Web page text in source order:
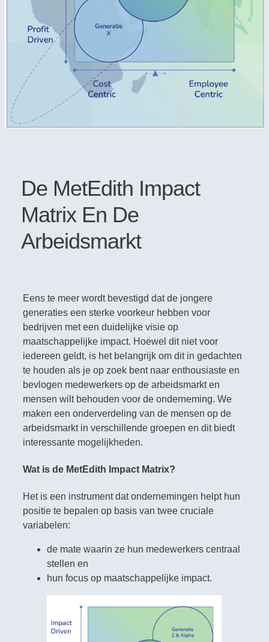
De MetEdith Impact
Matrix En De
Arbeidsmarkt
Eens te meer wordt bevestigd dat de jongere
generaties een sterke voorkeur hebben voor
bedrijven met een duidelijke visie op
maatschappelijke impact. Hoewel dit niet voor
iedereen geldt, is het belangrijk om dit in gedachten
te houden als je op zoek bent naar enthousiaste en
bevlogen medewerkers op de arbeidsmarkt en
mensen wilt behouden voor de onderneming. We
maken een onderverdeling van de mensen op de
arbeidsmarkt in verschillende groepen en dit biedt
interessante mogelijkheden.
Wat is de MetEdith Impact Matrix?
Het is een instrument dat ondernemingen helpt hun
positie te bepalen op basis van twee cruciale
variabelen:
de mate waarin ze hun medewerkers centraal
stellen en
hun focus op maatschappelijke impact.